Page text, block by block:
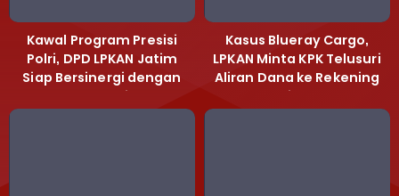
Kawal Program Presisi
Polri, DPD LPKAN Jatim
Siap Bersinergi dengan
Polda Jatim
Kasus Blueray Cargo,
LPKAN Minta KPK Telusuri
Aliran Dana ke Rekening
Heri Black